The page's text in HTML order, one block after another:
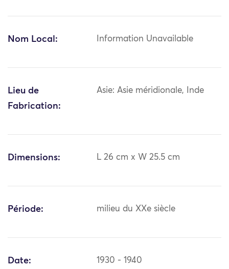
Nom Local: Information Unavailable
Lieu de
Fabrication:
Asie: Asie méridionale, Inde
Dimensions: L 26 cm x W 25.5 cm
Période: milieu du XXe siècle
Date: 1930 - 1940